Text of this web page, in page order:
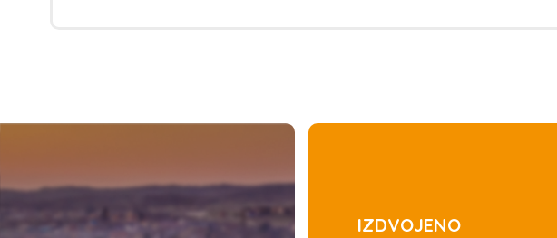
IZDVOJENO